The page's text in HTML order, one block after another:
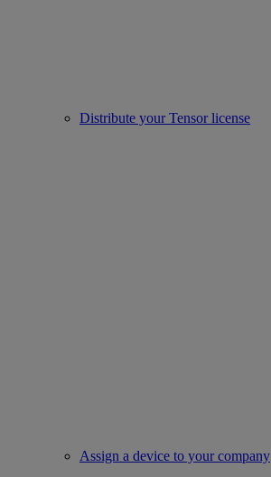
Distribute your Tensor license
Assign a device to your company